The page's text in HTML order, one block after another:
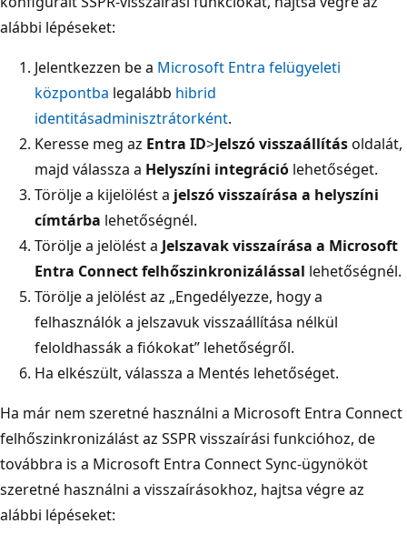
alábbi lépéseket:
Jelentkezzen be a Microsoft Entra felügyeleti
központba legalább hibrid
identitásadminisztrátorként.
Keresse meg az Entra ID>Jelszó visszaállításoldalát,
majd válassza a Helyszíni integráció lehetőséget.
Törölje a kijelölést a jelszó visszaírása a helyszíni
címtárba lehetőségnél.
Törölje a jelölést a Jelszavak visszaírása a Microsoft
Entra Connect felhőszinkronizálással lehetőségnél.
Törölje a jelölést az „Engedélyezze, hogy a
felhasználók a jelszavuk visszaállítása nélkül
feloldhassák a fiókokat” lehetőségről.
Ha elkészült, válassza a Mentés lehetőséget.
Ha már nem szeretné használni a Microsoft Entra Connect
felhőszinkronizálást az SSPR visszaírási funkcióhoz, de
továbbra is a Microsoft Entra Connect Sync-ügynököt
szeretné használni a visszaírásokhoz, hajtsa végre az
alábbi lépéseket: